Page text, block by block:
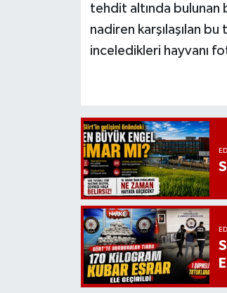
tehdit altında bulunan
nadiren karşılaşılan
inceledikleri hayvanı